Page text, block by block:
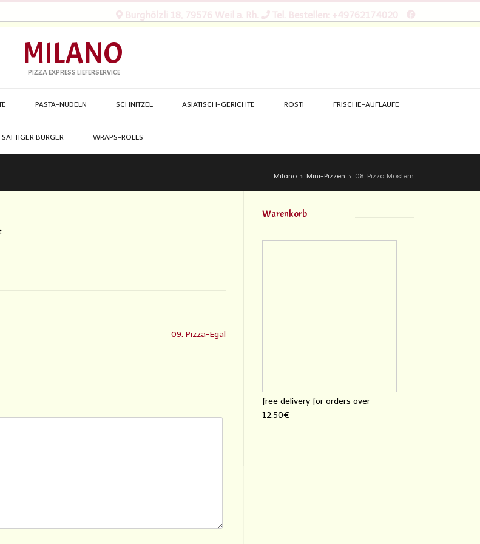
Burghölzli 18, 79576 Weil a. Rh. Tel. Bestellen: +49762174020
MILANO
PIZZA EXPRESS LIEFERSERVICE
PASTA-NUDELN SCHNITZEL ASIATISCH-GERICHTE RÖSTI FRISCHE-AUFLÄUFE
SAFTIGER BURGER WRAPS-ROLLS
Milano > Mini-Pizzen > 08. Pizza Moslem
09. Pizza-Egal
Warenkorb
free delivery for orders over
12.50€